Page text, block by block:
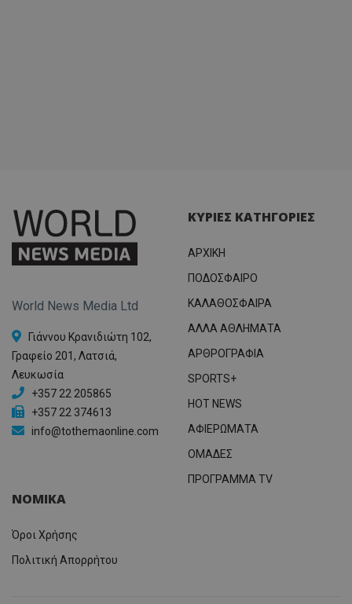
World News Media Ltd
Γιάννου Κρανιδιώτη 102,
Γραφείο 201, Λατσιά,
Λευκωσία
+357 22 205865
+357 22 374613
info@tothemaonline.com
ΚΥΡΙΕΣ ΚΑΤΗΓΟΡΙΕΣ
ΑΡΧΙΚΗ
ΠΟΔΟΣΦΑΙΡΟ
ΚΑΛΑΘΟΣΦΑΙΡΑ
ΑΛΛΑ ΑΘΛΗΜΑΤΑ
ΑΡΘΡΟΓΡΑΦΙΑ
SPORTS+
HOT NEWS
ΑΦΙΕΡΩΜΑΤΑ
ΟΜΑΔΕΣ
ΠΡΟΓΡΑΜΜΑ TV
ΝΟΜΙΚΑ
Όροι Χρήσης
Πολιτική Απορρήτου